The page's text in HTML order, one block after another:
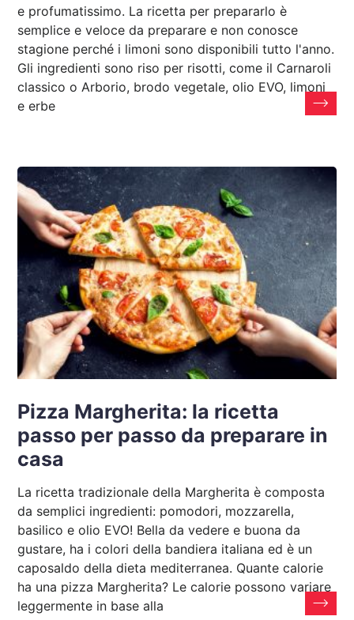
e profumatissimo. La ricetta per prepararlo è
semplice e veloce da preparare e non conosce
stagione perché i limoni sono disponibili tutto l'anno.
Gli ingredienti sono riso per risotti, come il Carnaroli
classico o Arborio, brodo vegetale, olio EVO, limoni
e erbe
Pizza Margherita: la ricetta
passo per passo da preparare in
casa
La ricetta tradizionale della Margherita è composta
da semplici ingredienti: pomodori, mozzarella,
basilico e olio EVO! Bella da vedere e buona da
gustare, ha i colori della bandiera italiana ed è un
caposaldo della dieta mediterranea. Quante calorie
ha una pizza Margherita? Le calorie possono variare
leggermente in base alla